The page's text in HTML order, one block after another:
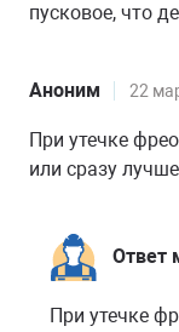
пусковое, что
Аноним 22
При утечке
или сразу
Ответ
При утечке